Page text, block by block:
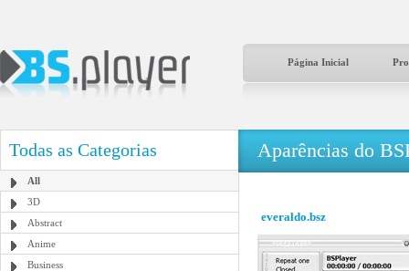
Página Inicial
Todas as Categorias
All
3D
Abstract
Anime
Business
Aparências do
everaldo.bsz